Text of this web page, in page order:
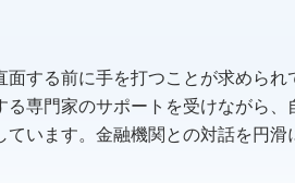
する前に手を打つことが求められ
専門家のサポートを受けながら、
います。金融機関との対話を円滑